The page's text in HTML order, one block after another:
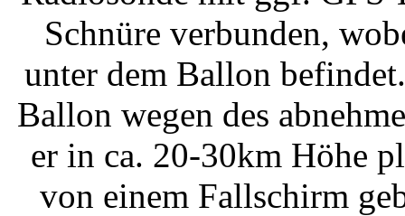
Schnüre verbunden,
unter dem Ballon
Ballon wegen des
er in ca. 20-30km Höhe
von einem Fallschirm